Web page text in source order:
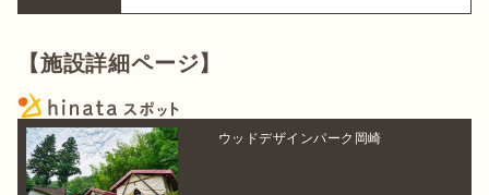
【施設詳細ページ】
ウッドデザインパーク岡崎